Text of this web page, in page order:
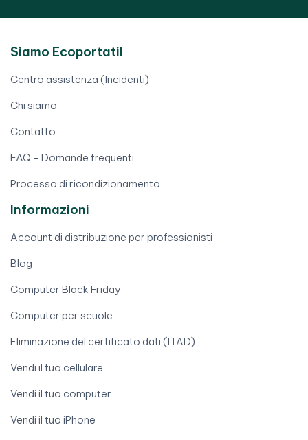
Siamo Ecoportatil
Centro assistenza (Incidenti)
Chi siamo
Contatto
FAQ - Domande frequenti
Processo di ricondizionamento
Informazioni
Account di distribuzione per professionisti
Blog
Computer Black Friday
Computer per scuole
Eliminazione del certificato dati (ITAD)
Vendi il tuo cellulare
Vendi il tuo computer
Vendi il tuo iPhone